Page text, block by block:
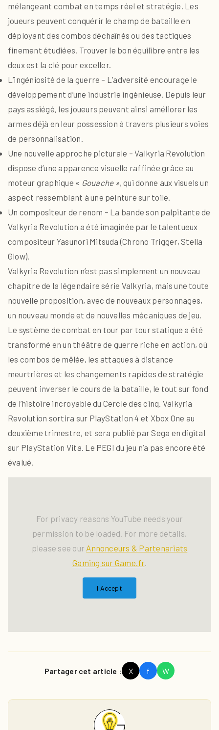
mélangeant combat en temps réel et stratégie. Les
joueurs peuvent conquérir le champ de bataille en
déployant des combos déchaînés ou des tactiques
finement étudiées. Trouver le bon équilibre entre les
deux est la clé pour exceller.
L’ingéniosité de la guerre – L’adversité encourage le
développement d’une industrie ingénieuse. Depuis leur
pays assiégé, les joueurs peuvent ainsi améliorer les
armes déjà en leur possession à travers plusieurs voies
de personnalisation.
Une nouvelle approche picturale – Valkyria Revolution
dispose d’une apparence visuelle raffinée grâce au
moteur graphique « Gouache », qui donne aux visuels un
aspect ressemblant à une peinture sur toile.
Un compositeur de renom – La bande son palpitante de
Valkyria Revolution a été imaginée par le talentueux
compositeur Yasunori Mitsuda (Chrono Trigger, Stella
Glow).
Valkyria Revolution n’est pas simplement un nouveau
chapitre de la légendaire série Valkyria, mais une toute
nouvelle proposition, avec de nouveaux personnages,
un nouveau monde et de nouvelles mécaniques de jeu.
Le système de combat en tour par tour statique a été
transformé en un théâtre de guerre riche en action, où
les combos de mêlée, les attaques à distance
meurtrières et les changements rapides de stratégie
peuvent inverser le cours de la bataille, le tout sur fond
de l’histoire incroyable du Cercle des cinq. Valkyria
Revolution sortira sur PlayStation 4 et Xbox One au
deuxième trimestre, et sera publié par Sega en digital
sur PlayStation Vita. Le PEGI du jeu n’a pas encore été
évalué.
For privacy reasons YouTube needs your
permission to be loaded. For more details,
please see our Annonceurs & Partenariats
Gaming sur Game.fr.
I Accept
Partager cet article : X f W